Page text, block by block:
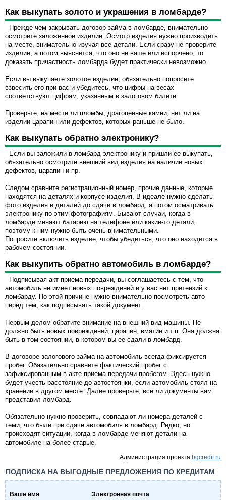
Как выкупать золото и украшения в ломбарде?
Прежде чем закрывать договор займа в ломбарде, внимательно
осмотрите заложенное изделие. Осмотр изделия нужно производить
на месте, внимательно изучая все детали. Если сразу не проверите
изделие, а потом выяснится, что оно не ваше или испорчено, то
доказать причастность ломбарда будет практически невозможно.
Если вы выкупаете золотое изделие, обязательно попросите
взвесить его при вас и убедитесь, что цифры на весах
соответствуют цифрам, указанным в залоговом билете.
Проверьте, на месте ли пломбы, драгоценные камни, нет ли на
изделии царапин или дефектов, которых раньше не было.
Как выкупать обратно электронику?
Если вы заложили в ломбард электронику и пришли ее выкупать,
обязательно осмотрите внешний вид изделия на наличие новых
дефектов, царапин и пр.
Следом сравните регистрационный номер, прочие данные, которые
находятся на деталях и корпусе изделия. В идеале нужно сделать
фото изделия и деталей до сдачи в ломбард, а потом осматривать
электронику по этим фотографиям. Бывают случаи, когда в
ломбарде меняют батарею на телефоне или какие-то детали,
поэтому к ним нужно быть очень внимательными.
Попросите включить изделие, чтобы убедиться, что оно находится в
рабочем состоянии.
Как выкупить обратно автомобиль в ломбарде?
Подписывая акт приема-передачи, вы соглашаетесь с тем, что
автомобиль не имеет новых повреждений и у вас нет претензий к
ломбарду. По этой причине нужно внимательно посмотреть авто
перед тем, как подписывать такой документ.
Первым делом обратите внимание на внешний вид машины. Не
должно быть новых повреждений, царапин, вмятин и т.п. Она должна
быть в том состоянии, в котором вы ее сдали в ломбард.
В договоре залогового займа на автомобиль всегда фиксируется
пробег. Обязательно сравните фактический пробег с
зафиксированным в акте приема-передачи пробегом. Здесь нужно
будет учесть расстояние до автостоянки, если автомобиль стоял на
хранении в другом месте. Далее проверьте, все ли документы вам
представил ломбард.
Обязательно нужно проверить, совпадают ли номера деталей с
теми, что были при сдаче автомобиля в ломбард. Редко, но
происходят ситуации, когда в ломбарде меняют детали на
автомобиле на более старые.
Администрация проекта bgcredit.ru
ПОДПИСКА НА ВЫГОДНЫЕ ПРЕДЛОЖЕНИЯ ПО КРЕДИТАМ
Ваше имя Электронная почта